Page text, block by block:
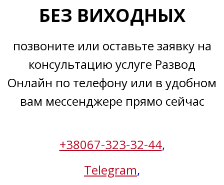
БЕЗ ВИХОДНЫХ
позвоните или оставьте заявку на
консультацию услуге Развод
Онлайн по телефону или в удобном
вам мессенджере прямо сейчас
+38067-323-32-44,
Telegram,